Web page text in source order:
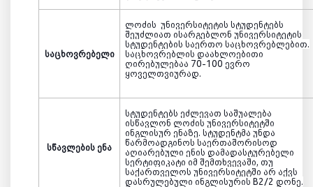
საცხოვრებელი
ლოძის უნივერსიტეტის სტუდენტებს
შეუძლიათ ისარგებლონ უნივერსიტეტის
სტუდენტებისსაერთო საცხოვრებლებით.
საცხოვრებლის დაახლოებითი
ღირებულებაა 70-100 ევრო
ყოველთვიურად.
სწავლების ენა
სტუდენტებს ეძლევათ საშუალება
ისწავლონ ლოძის უნივერსიტეტში
ინგლისურ ენაზე. სტუდენტმა უნდა
წარმოადგინოს საერთაშორისოდ
აღიარებული ენის დამადასტურებელი
სერტიფიკატი იმ შემთხვევაში, თუ
საქართველოს უნივერსიტეტში არ აქვს
დასრულებული ინგლისურის B2/2 დონე.